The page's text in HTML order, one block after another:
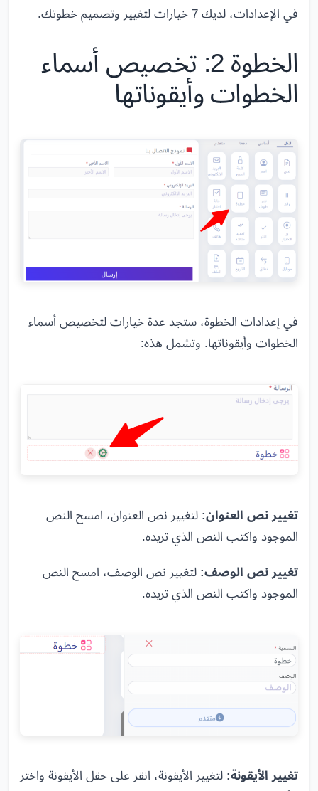
في الإعدادات، لديك 7 خيارات لتغيير وتصميم خطوتك.
الخطوة 2: تخصيص أسماء
الخطوات وأيقوناتها
في إعدادات الخطوة، ستجد عدة خيارات لتخصيص أسماء
الخطوات وأيقوناتها. وتشمل هذه:
تغيير نص العنوان: لتغيير نص العنوان، امسح النص
الموجود واكتب النص الذي تريده.
تغيير نص الوصف: لتغيير نص الوصف، امسح النص
الموجود واكتب النص الذي تريده.
تغيير الأيقونة: لتغيير الأيقونة، انقر على حقل الأيقونة واختر